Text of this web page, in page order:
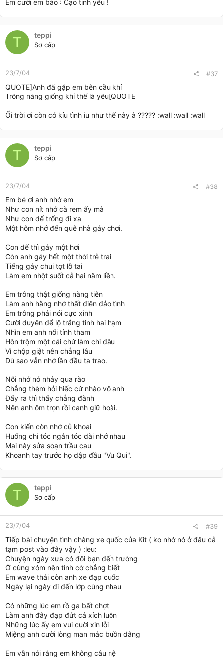
Em cười em bảo : Cạo tình yêu !
T teppi
Sơ cấp
23/7/04 #37
QUOTE]Anh đã gặp em bên cầu khỉ
Trông nàng giống khỉ thế là yêu[QUOTE
Ối trời ơi còn có kỉu tình iu như thế này à ????? :wall :wall :wall
T teppi
Sơ cấp
23/7/04 #38
Em bé ơi anh nhớ em
Như con nít nhớ cà rem ấy mà
Như con dế trống đi xa
Một hôm nhớ đến quê nhà gáy chơi.
Con dế thì gáy một hơi
Còn anh gáy hết một thời trẻ trai
Tiếng gáy chui tọt lỗ tai
Làm em nhột suốt cả hai năm liền.
Em trông thật giống nàng tiên
Làm anh hằng nhớ thất điên đảo tình
Em trông phải nói cực xinh
Cười duyên để lộ trắng tinh hai hạm
Nhìn em anh nổi tính tham
Hôn trộm một cái chứ làm chi đâu
Vì chộp giật nên chẳng lâu
Dù sao vẫn nhớ lần đầu ta trao.
Nỗi nhớ nó nhảy qua rào
Chẳng thèm hỏi hiếc cứ nhào vô anh
Đẩy ra thì thấy chẳng đành
Nên anh ôm trọn rồi canh giữ hoài.
Con kiến còn nhớ củ khoai
Huống chi tóc ngắn tóc dài nhớ nhau
Mai này sửa soạn trầu cau
Khoanh tay trước họ dập đầu "Vu Qui".
T teppi
Sơ cấp
23/7/04 #39
Tiếp bài chuyện tình chàng xe quốc của Kit ( ko nhớ nó ở đâu cả
tạm post vào đây vậy ) :leu:
Chuyện ngày xưa có đôi bạn đến trường
Ở cùng xóm nên tình cờ chẳng biết
Em wave thái còn anh xe đạp cuốc
Ngày lại ngày đi đến lớp cùng nhau
Có những lúc em rồ ga bất chợt
Làm anh đây đạp đứt cả xích luôn
Những lúc ấy em vui cuời xin lỗi
Miệng anh cười lòng man mác buồn dâng
Em vẫn nói rằng em không câu nệ